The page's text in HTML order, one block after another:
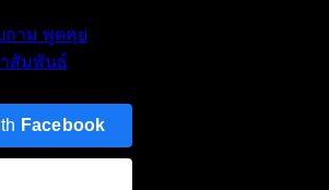
ถาม พูดคุย
สัมพันธ์
Facebook